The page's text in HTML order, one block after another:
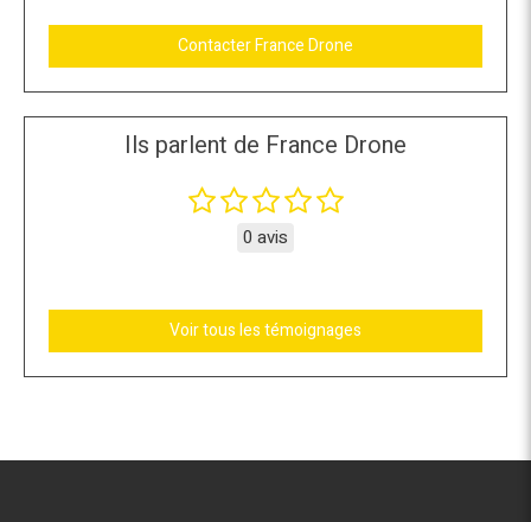
Contacter France Drone
Ils parlent de France Drone
0 avis
Voir tous les témoignages